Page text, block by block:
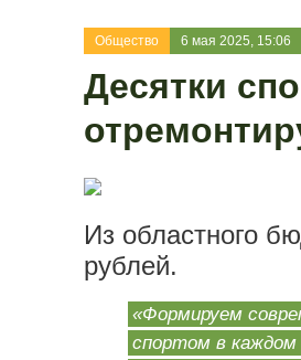
Общество 6 мая 2025, 15:06
Десятки
Из областного
рублей.
«Формируем
спортом в каждом